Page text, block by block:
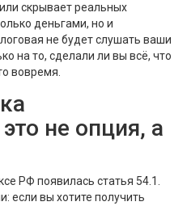
скрывает реальных
деньгами, но и
не будет слушать ваши
на то, сделали ли вы всё, что
вовремя.
не опция, а
РФ появилась статья 54.1.
если вы хотите получить